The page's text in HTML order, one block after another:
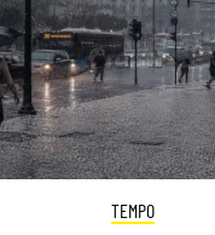
TEMPO